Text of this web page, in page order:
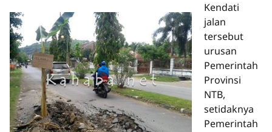
Kendati
jalan
tersebut
urusan
Pemerintah
Provinsi
NTB,
setidaknya
Pemerintah